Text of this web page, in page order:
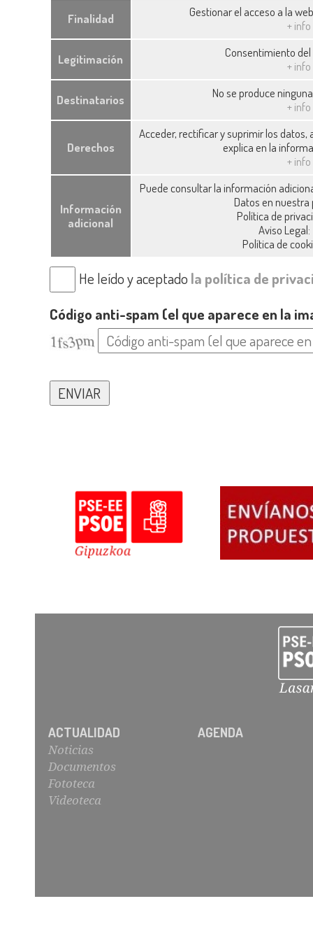
Finalidad
Gestionar el acceso a la
+ info
Legitimación
Consentimiento
+ info
Destinatarios
No se produce
+ info
Derechos
Acceder, rectificar y suprimir los
explica en la
+ info
Información
adicional
Puede consultar la información
Datos en nuestra
Política de
Aviso
Política de
He leído y aceptado la política de
Código anti-spam (el que aparece en la
ACTUALIDAD
Noticias
Documentos
Fototeca
Videoteca
AGENDA